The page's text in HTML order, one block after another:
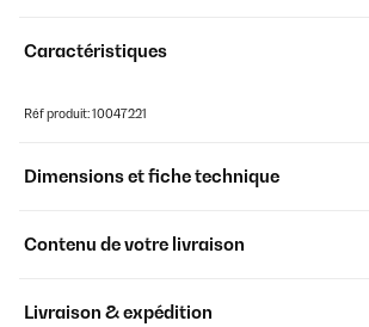
Caractéristiques
Réf produit: 10047221
Dimensions et fiche technique
Contenu de votre livraison
Livraison & expédition